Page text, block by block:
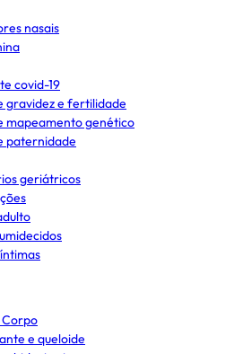
nasais
covid-19
gravidez e fertilidade
mapeamento genético
paternidade
geriátricos
Corpo
e queloide